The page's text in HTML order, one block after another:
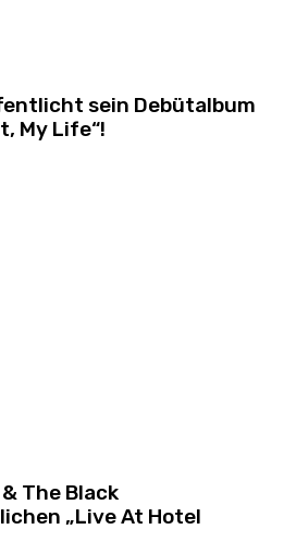
sein Debütalbum
My Life“!
The Black
„Live At Hotel